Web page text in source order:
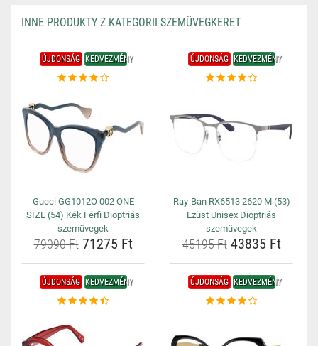
INNE PRODUKTY Z KATEGORII SZEMÜVEGKERET
ÚJDONSÁG KEDVEZMÉNY
Gucci GG1012O 002 ONE
SIZE (54) Kék Férfi Dioptriás
szemüvegek
79090 Ft71275 Ft
ÚJDONSÁG KEDVEZMÉNY
Ray-Ban RX6513 2620 M (53)
Ezüst Unisex Dioptriás
szemüvegek
45195 Ft43835 Ft
ÚJDONSÁG KEDVEZMÉNY ÚJDONSÁG KEDVEZMÉNY